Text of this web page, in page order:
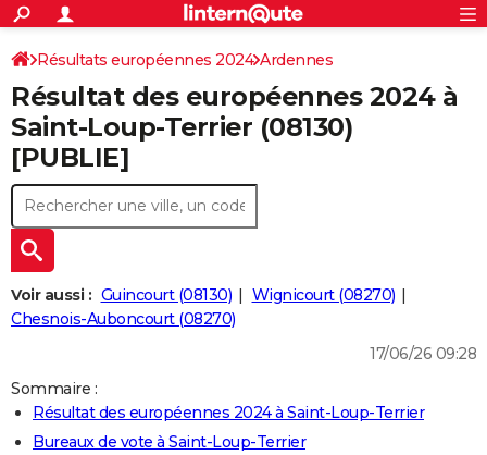
ACTUALITÉS
Politique
Société
Faits Divers
Education
Monde
Villes
+
SPORT
Coupe du monde 2026
Football
Tennis
Cyclisme
Rugby
Forum
CULTURE
Programme TV
TNT
Streaming
Cinéma
Sorties cinéma
Musique
+FINANCE
Retraite
Impôts
Epargne
Immobilier
Risques naturels par ville
Banque
Assurance
CréditAUTO
Essais
Réserver un essai
Citadines
Berlines
SUV
Forum auto
+HIGH-TECH
Mobiles
Meilleur smartphone
Internet
Ordinateurs
Jeux vidéo
Guide high-tech
+
BRICOLAGE
Forum
Aménagement intérieur
Extérieur
Cuisine
Salle de bains
Jardinage
Rangement
+
LIFESTYLE
Art de vivre
Bien-être
Loisirs
Mode
Modes de vie
SANTE
S'inscrire
Connexion
Résultats européennes 2024 Ardennes
Résultat des européennes 2024 à
Saint-Loup-Terrier (08130)
[PUBLIE]
Voir aussi : Guincourt (08130)
Wignicourt (08270)
Chesnois-Auboncourt (08270)
17/06/26 09:28
Sommaire :
Résultat des européennes 2024 à Saint-Loup-Terrier
Bureaux de vote à Saint-Loup-Terrier